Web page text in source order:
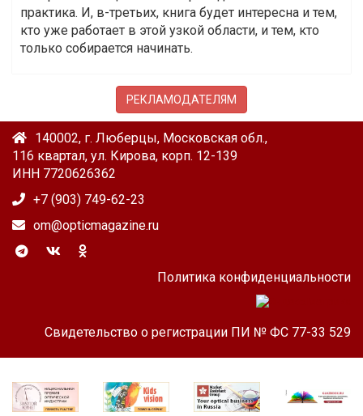
практика. И, в-третьих, книга будет интересна и тем,
кто уже работает в этой узкой области, и тем, кто
только собирается начинать.
РЕКЛАМОДАТЕЛЯМ
140002, г. Люберцы, Московская обл.,
116 квартал, ул. Кирова, корп. 12-139
ИНН 7720626362
+7 (903) 749-62-23
om@opticmagazine.ru
Политика конфиденциальности
Свидетельство о регистрации ПИ № ФС 77-33 529